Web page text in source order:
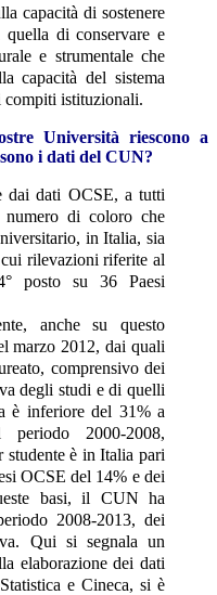
capacità di sostenere
quella di conservare e
e strumentale che
capacità del sistema
compiti istituzionali.
Università riescono a
i dati del CUN?
dai dati OCSE, a tutti
di coloro che
in Italia, sia
rilevazioni riferite al
posto su 36 Paesi
anche su questo
marzo 2012, dai quali
comprensivo dei
degli studi e di quelli
è inferiore del 31% a
2000-2008,
studente è in Italia pari
OCSE del 14% e dei
basi, il CUN ha
2008-2013, dei
Qui si segnala un
elaborazione dei dati
e Cineca, si è